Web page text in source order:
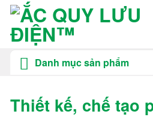
Bỏ
nội
Danh mục sản phẩm
Thiết kế, chế tạo